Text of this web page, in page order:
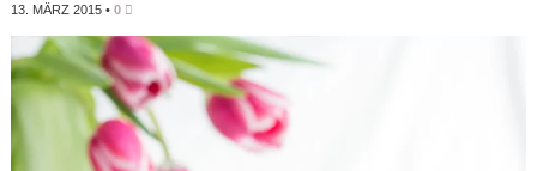
13. MÄRZ 2015• 0